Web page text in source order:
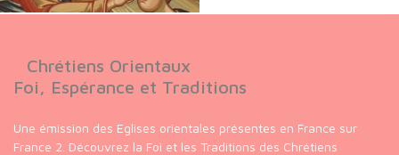
Chrétiens Orientaux
Foi, Espérance et Traditions
Une émission des Eglises orientales présentes en France sur
France 2. Découvrez la Foi et les Traditions des Chrétiens